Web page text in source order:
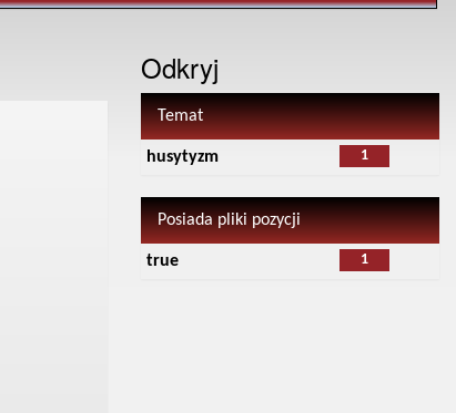
Odkryj
Temat
1
husytyzm
Posiada pliki pozycji
1
true